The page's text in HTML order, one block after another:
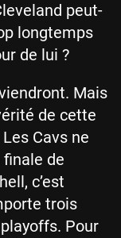
peut-
longtemps
de lui ?
Mais
de cette
Cavs ne
finale de
c’est
trois
Pour